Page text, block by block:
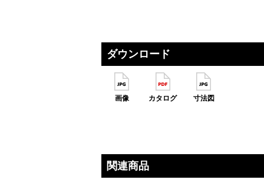
ダウンロード
画像 カタログ 寸法図
関連商品